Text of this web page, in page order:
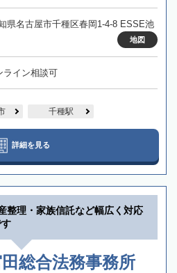
県名古屋市千種区春岡1-4-8 ESSE池
地図
ライン相談可
千種駅
詳細を見る
整理・家族信託など幅広く対応
総合法務事務所